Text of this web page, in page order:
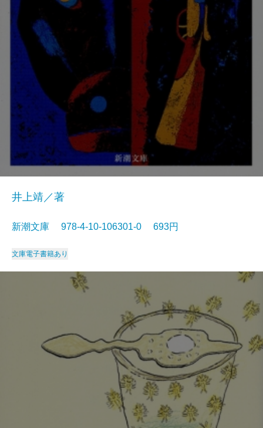
井上靖／著
新潮文庫 978-4-10-106301-0 693円
文庫電子書籍あり